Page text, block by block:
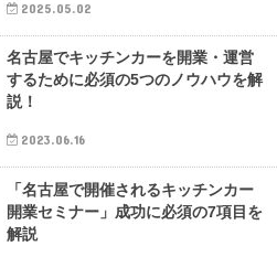
2025.05.02
名古屋でキッチンカーを開業・運営
するために必須の5つのノウハウを解
説！
2023.06.16
「名古屋で開催されるキッチンカー
開業セミナー」成功に必須の7項目を
解説